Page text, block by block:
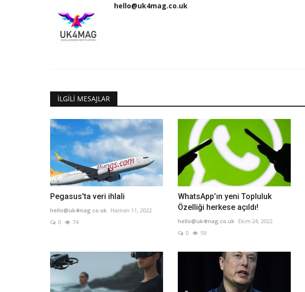
hello@uk4mag.co.uk
İLGILI MESAJLAR
Pegasus'ta veri ihlali
hello@uk4mag.co.uk Haziran 11, 2022
0
74
WhatsApp’ın yeni Topluluk
Özelliği herkese açıldı!
hello@uk4mag.co.uk
Ekim 24, 2022
0
59